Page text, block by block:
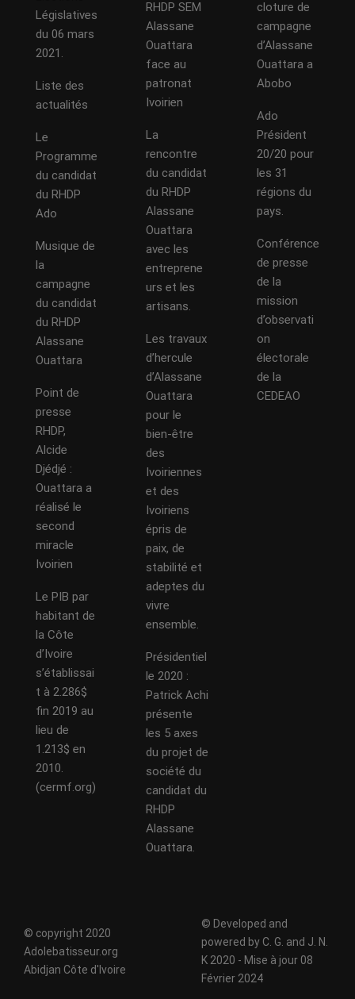
Législatives
du 06 mars
2021.
Liste des
actualités
Le
Programme
du candidat
du RHDP
Ado
Musique de
la
campagne
du candidat
du RHDP
Alassane
Ouattara
Point de
presse
RHDP,
Alcide
Djédjé :
Ouattara a
réalisé le
second
miracle
Ivoirien
Le PIB par
habitant de
la Côte
d’Ivoire
s’établissai
t à 2.286$
fin 2019 au
lieu de
1.213$ en
2010.
(cermf.org)
RHDP SEM
Alassane
Ouattara
face au
patronat
Ivoirien
La
rencontre
du candidat
du RHDP
Alassane
Ouattara
avec les
entreprene
urs et les
artisans.
Les travaux
d’hercule
d’Alassane
Ouattara
pour le
bien-être
des
Ivoiriennes
et des
Ivoiriens
épris de
paix, de
stabilité et
adeptes du
vivre
ensemble.
Présidentiel
le 2020 :
Patrick Achi
présente
les 5 axes
du projet de
société du
candidat du
RHDP
Alassane
Ouattara.
cloture de
campagne
d’Alassane
Ouattara a
Abobo
Ado
Président
20/20 pour
les 31
régions du
pays.
Conférence
de presse
de la
mission
d’observati
on
électorale
de la
CEDEAO
© copyright 2020
Adolebatisseur.org
Abidjan Côte d'Ivoire
© Developed and
powered by C. G. and J. N.
K 2020 - Mise à jour 08
Février 2024